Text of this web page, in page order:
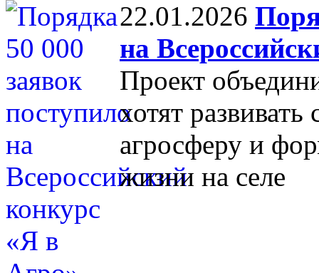
22.01.2026
на
Проект
хотят
агросферу и
жизни на селе